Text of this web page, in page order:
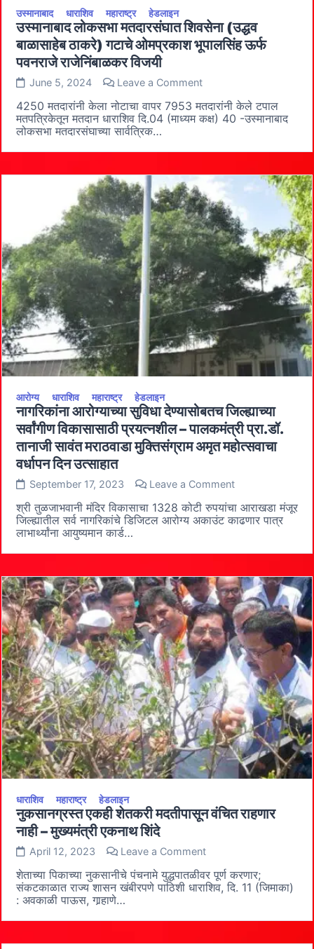
उस्मानाबाद धाराशिव महाराष्ट्र हेडलाइन
उस्मानाबाद लोकसभा मतदारसंघात शिवसेना (उद्धव
बाळासाहेब ठाकरे) गटाचे ओमप्रकाश भूपालसिंह ऊर्फ
पवनराजे राजेनिंबाळकर विजयी
June 5, 2024 Leave a Commenton
लोकसभा
मतदारसंघात
शिवसेना
बाळासाहेब
ओमप्रकाश
भूपालसिंह
ऊर्फ
पवनराजे
राजेनिंबाळकर
विजयी
4250 मतदारांनी केला नोटाचा वापर 7953 मतदारांनी केले टपाल
मतपत्रिकेतून मतदान धाराशिव दि.04 (माध्यम कक्ष) 40 -उस्मानाबाद
लोकसभा मतदारसंघाच्या सार्वत्रिक…
आरोग्य धाराशिव महाराष्ट्र हेडलाइन
नागरिकांना आरोग्याच्या सुविधा देण्यासोबतच जिल्ह्याच्या
सर्वांगीण विकासासाठी प्रयत्नशील – पालकमंत्री प्रा.डॉ.
तानाजी सावंत मराठवाडा मुक्तिसंग्राम अमृत महोत्सवाचा
वर्धापन दिन उत्साहात
September 17, 2023 Leave a Commenton
आरोग्याच्या
सुविधा
सर्वांगीण
प्रयत्नशील
–
पालकमंत्री
प्रा.डॉ.
तानाजी
सावंत
मराठवाडा
मुक्तिसंग्राम
अमृत
महोत्सवाचा
वर्धापन
उत्साहात
श्री तुळजाभवानी मंदिर विकासाचा 1328 कोटी रुपयांचा आराखडा मंजूर
जिल्ह्यातील सर्व नागरिकांचे डिजिटल आरोग्य अकाउंट काढणार पात्र
लाभार्थ्यांना आयुष्यमान कार्ड…
धाराशिव महाराष्ट्र हेडलाइन
नुकसानग्रस्त एकही शेतकरी मदतीपासून वंचित राहणार
नाही – मुख्यमंत्री एकनाथ शिंदे
April 12, 2023 Leave a Commenton
एकही
शेतकरी
मदतीपासून
राहणार
शेताच्या पिकाच्या नुकसानीचे पंचनामे युद्धपातळीवर पूर्ण करणार;
संकटकाळात राज्य शासन खंबीरपणे पाठिशी धाराशिव, दि. 11 (जिमाका)
: अवकाळी पाऊस, गार्‍हाणे…